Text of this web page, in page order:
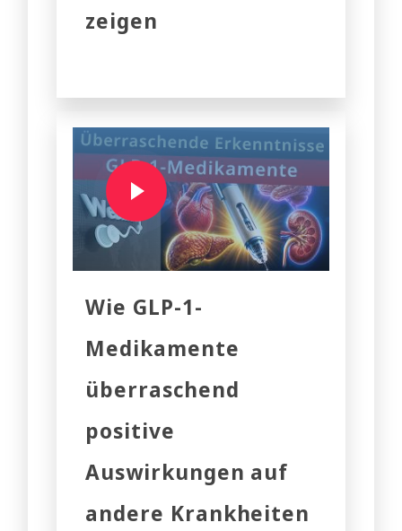
zeigen
Wie GLP-1-
Medikamente
überraschend
positive
Auswirkungen auf
andere Krankheiten